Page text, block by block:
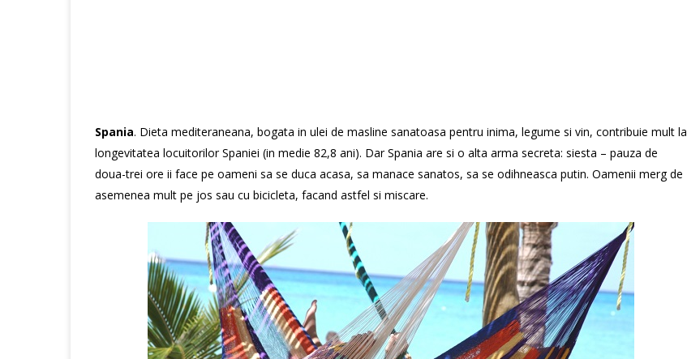
Spania. Dieta mediteraneana, bogata in ulei de masline sanatoasa pentru inima, legume si vin, contribuie mult la
longevitatea locuitorilor Spaniei (in medie 82,8 ani). Dar Spania are si o alta arma secreta: siesta – pauza de
doua-trei ore ii face pe oameni sa se duca acasa, sa manace sanatos, sa se odihneasca putin. Oamenii merg de
asemenea mult pe jos sau cu bicicleta, facand astfel si miscare.